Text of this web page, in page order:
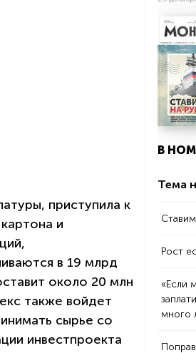
приступила к
и
в 19 млрд
около 20 млн
также войдет
сырье со
инвестпроекта
В
Тема
Рост
«Если
много